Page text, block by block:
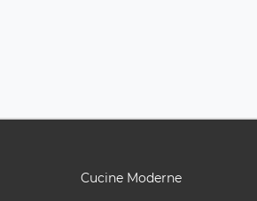
Cucine Moderne